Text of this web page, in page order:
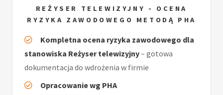
REŻYSER TELEWIZYJNY - OCENA
RYZYKA ZAWODOWEGO METODĄ PHA
Kompletna ocena ryzyka zawodowego dla
stanowiska Reżyser telewizyjny– gotowa
dokumentacja do wdrożenia w firmie
Opracowanie wg PHA